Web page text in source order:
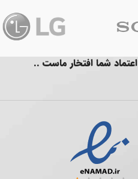
اعتماد شما افتخار ماست ..